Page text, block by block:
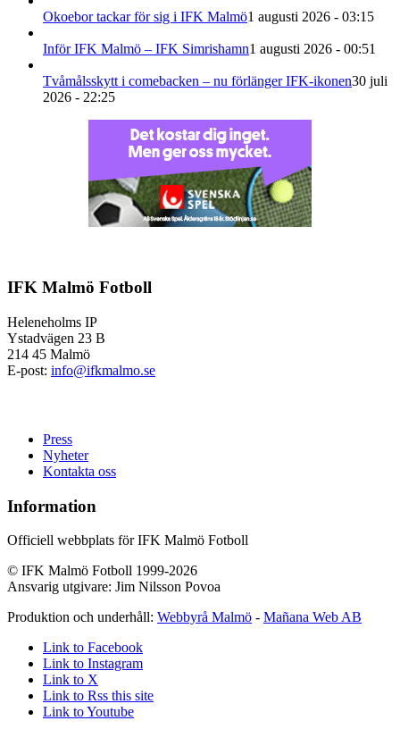
Okoebor tackar för sig i IFK Malmö1 augusti 2026 - 03:15
Inför IFK Malmö – IFK Simrishamn1 augusti 2026 - 00:51
Tvåmålsskytt i comebacken – nu förlänger IFK-ikonen30 juli
2026 - 22:25
IFK Malmö Fotboll
Heleneholms IP
Ystadvägen 23 B
214 45 Malmö
E-post: info@ifkmalmo.se
Press
Nyheter
Kontakta oss
Information
Officiell webbplats för IFK Malmö Fotboll
© IFK Malmö Fotboll 1999-2026
Ansvarig utgivare: Jim Nilsson Povoa
Produktion och underhåll: Webbyrå Malmö - Mañana Web AB
Link to Facebook
Link to Instagram
Link to X
Link to Rss this site
Link to Youtube